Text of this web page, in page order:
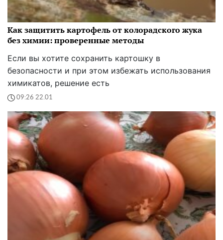
Как защитить картофель от колорадского жука
без химии: проверенные методы
Если вы хотите сохранить картошку в
безопасности и при этом избежать использования
химикатов, решение есть
09:26 22.01